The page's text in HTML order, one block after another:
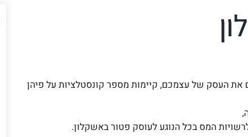
את העסק של עצמכם, קיימות מספר קונסטלציות על פיהן
המס בכל הנוגע לעוסק פטור באשקלון.